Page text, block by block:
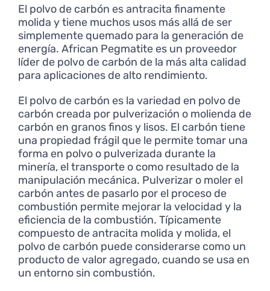
El polvo de carbón es antracita finamente
molida y tiene muchos usos más allá de ser
simplemente quemado para la generación de
energía. African Pegmatite es un proveedor
líder de polvo de carbón de la más alta calidad
para aplicaciones de alto rendimiento.
El polvo de carbón es la variedad en polvo de
carbón creada por pulverización o molienda de
carbón en granos finos y lisos. El carbón tiene
una propiedad frágil que le permite tomar una
forma en polvo o pulverizada durante la
minería, el transporte o como resultado de la
manipulación mecánica. Pulverizar o moler el
carbón antes de pasarlo por el proceso de
combustión permite mejorar la velocidad y la
eficiencia de la combustión. Típicamente
compuesto de antracita molida y molida, el
polvo de carbón puede considerarse como un
producto de valor agregado, cuando se usa en
un entorno sin combustión.